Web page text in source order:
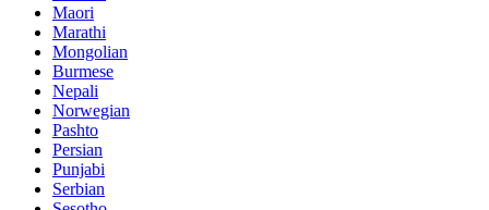
Maori
Marathi
Mongolian
Burmese
Nepali
Norwegian
Pashto
Persian
Punjabi
Serbian